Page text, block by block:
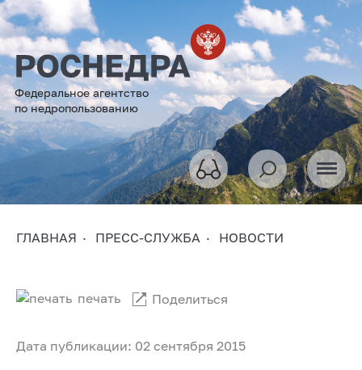
Федеральное агентство
по недропользованию
ГЛАВНАЯ ПРЕСС-СЛУЖБА НОВОСТИ
Дата публикации: 02 сентября 2015
печать Поделиться